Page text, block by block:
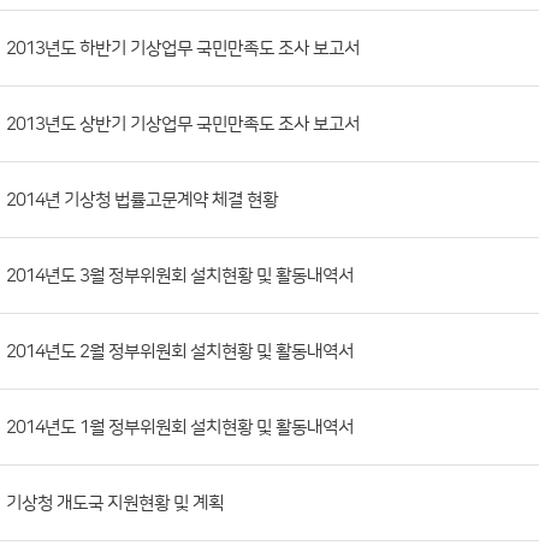
목
록
류,
첨
부
일,
조
회
2013년도 하반기 기상업무 국민만족도 조사 보고서
2013년도 상반기 기상업무 국민만족도 조사 보고서
2014년 기상청 법률고문계약 체결 현황
2014년도 3월 정부위원회 설치현황 및 활동내역서
2014년도 2월 정부위원회 설치현황 및 활동내역서
2014년도 1월 정부위원회 설치현황 및 활동내역서
기상청 개도국 지원현황 및 계획